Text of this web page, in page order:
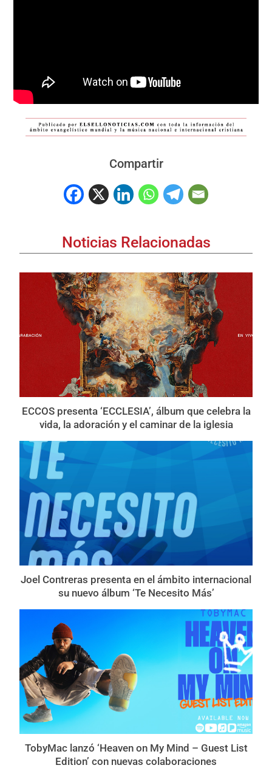
Compartir
Noticias Relacionadas
ECCOS presenta ‘ECCLESIA’, álbum que celebra la
vida, la adoración y el caminar de la iglesia
Joel Contreras presenta en el ámbito internacional
su nuevo álbum ‘Te Necesito Más’
TobyMac lanzó ‘Heaven on My Mind – Guest List
Edition’ con nuevas colaboraciones